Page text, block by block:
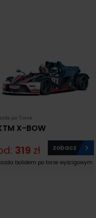
po Torze
X-BOW
319 zł zobacz
bolidem po torze wyścigowym